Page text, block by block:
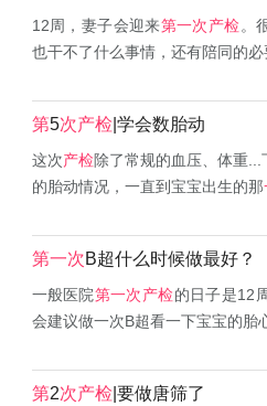
12周，妻子会迎来第一次产检 。
也干不了什么事情，还有陪同的必
第5次产检 |学会数胎动
这次产检除了常规的血压、体重...
的胎动情况，一直到宝宝出生的那
第一次B超什么时候做最好？
一般医院第一次产检的日子是12
会建议做一次B超看一下宝宝的胎
第2次产检 |要做唐筛了